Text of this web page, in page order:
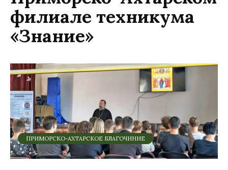
филиале техникума
«Знание»
ПРИМОРСКО-АХТАРСКОЕ БЛАГОЧИНИЕ